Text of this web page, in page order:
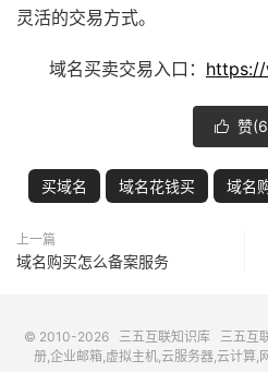
灵活的交易方式。
域名买卖交易入口：
 赞(6
买域名 域名花钱买 域名
上一篇
域名购买怎么备案服务
© 2010-2026 三五互联知识库 三五互
册,企业邮箱,虚拟主机,云服务器,云计算,